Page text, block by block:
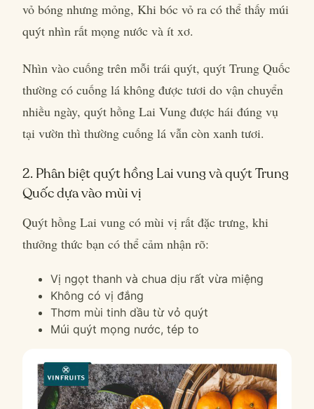
vỏ bóng nhưng mỏng, Khi bóc vỏ ra có thể thấy múi
quýt nhìn rất mọng nước và ít xơ.
Nhìn vào cuống trên mỗi trái quýt, quýt Trung Quốc
thường có cuống lá không được tươi do vận chuyển
nhiều ngày, quýt hồng Lai Vung được hái đúng vụ
tại vườn thì thường cuống lá vẫn còn xanh tươi.
2. Phân biệt quýt hồng Lai vung và quýt Trung
Quốc dựa vào mùi vị
Quýt hồng Lai vung có mùi vị rất đặc trưng, khi
thưởng thức bạn có thể cảm nhận rõ:
Vị ngọt thanh và chua dịu rất vừa miệng
Không có vị đắng
Thơm mùi tinh dầu từ vỏ quýt
Múi quýt mọng nước, tép to